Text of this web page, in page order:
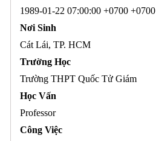
1989-01-22 07:00:00 +0700 +0700
Nơi Sinh
Cát Lái, TP. HCM
Trường Học
Trường THPT Quốc Tử Giám
Học Vấn
Professor
Công Việc